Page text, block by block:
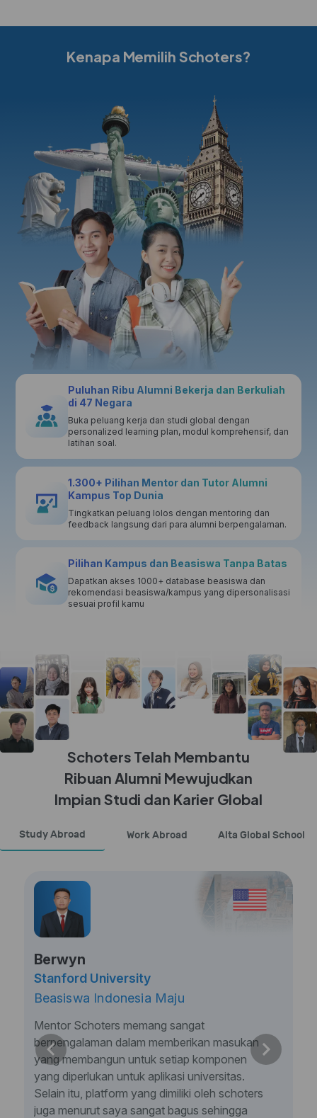
Kenapa Memilih Schoters?
Puluhan Ribu Alumni Bekerja dan Berkuliah
di 47 Negara
Buka peluang kerja dan studi global dengan
personalized learning plan, modul komprehensif, dan
latihan soal.
1.300+ Pilihan Mentor dan Tutor Alumni
Kampus Top Dunia
Tingkatkan peluang lolos dengan mentoring dan
feedback langsung dari para alumni berpengalaman.
Pilihan Kampus dan Beasiswa Tanpa Batas
Dapatkan akses 1000+ database beasiswa dan
rekomendasi beasiswa/kampus yang dipersonalisasi
sesuai profil kamu
Schoters Telah Membantu
Ribuan Alumni Mewujudkan
Impian Studi dan Karier Global
Study Abroad Work Abroad Alta Global School
Berwyn
Stanford University
Beasiswa Indonesia Maju
Mentor Schoters memang sangat
berpengalaman dalam memberikan masukan
yang membangun untuk setiap komponen
yang diperlukan untuk aplikasi universitas.
Selain itu, platform yang dimiliki oleh schoters
juga menurut saya sangat bagus sehingga